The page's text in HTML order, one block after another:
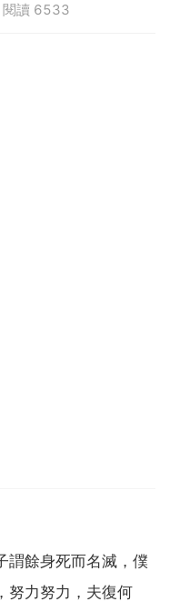
讀 6533
餘身死而名滅，僕
努力努力，夫復何